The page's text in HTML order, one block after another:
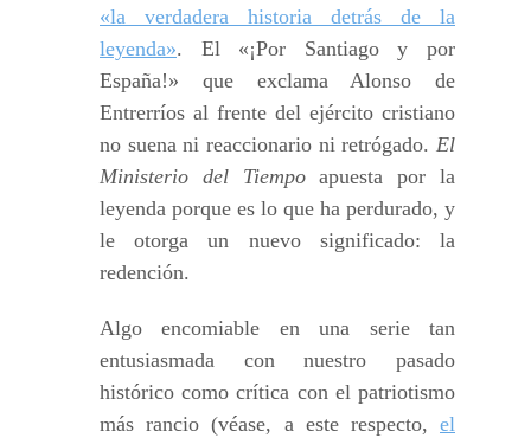
«la verdadera historia detrás de la
leyenda». El «¡Por Santiago y por
España!» que exclama Alonso de
Entrerríos al frente del ejército cristiano
no suena ni reaccionario ni retrógado. El
Ministerio del Tiempoapuesta por la
leyenda porque es lo que ha perdurado, y
le otorga un nuevo significado: la
redención.
Algo encomiable en una serie tan
entusiasmada con nuestro pasado
histórico como crítica con el patriotismo
más rancio (véase, a este respecto, el